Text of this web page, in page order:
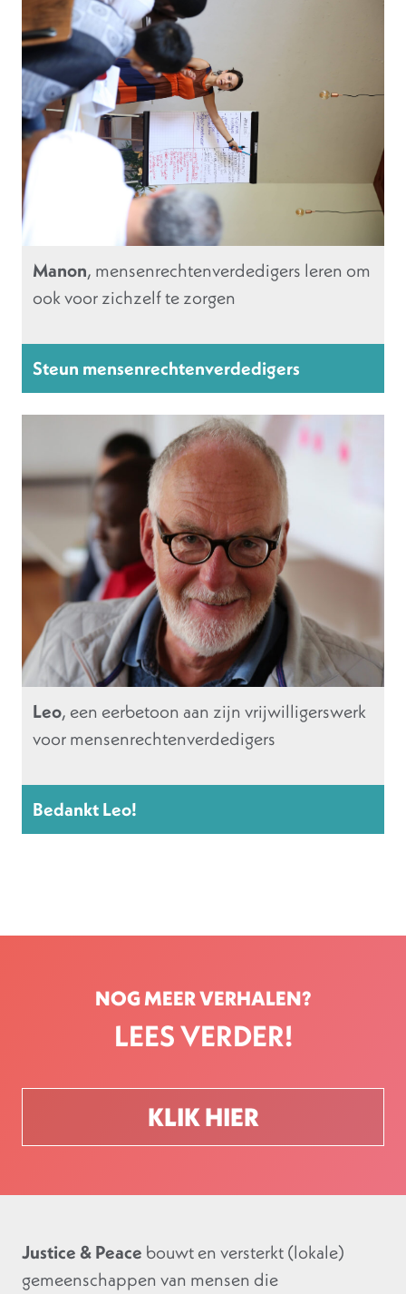
Manon, mensenrechtenverdedigers leren om
ook voor zichzelf te zorgen
Steun mensenrechtenverdedigers
Leo, een eerbetoon aan zijn vrijwilligerswerk
voor mensenrechtenverdedigers
Bedankt Leo!
NOG MEER VERHALEN?
LEES VERDER!
KLIK HIER
Justice & Peace bouwt en versterkt (lokale)
gemeenschappen van mensen die